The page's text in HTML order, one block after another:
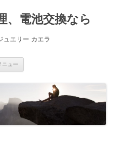
、電池交換なら
ュエリー カエラ
ニュー
ス
キ
プ